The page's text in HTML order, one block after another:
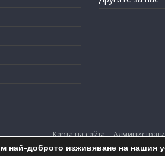
Карта на сайта
най-доброто изживяване на нашия